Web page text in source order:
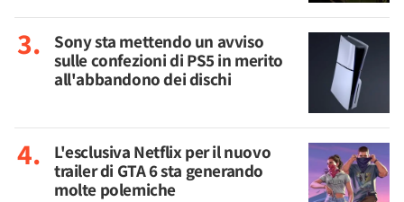
Sony sta mettendo un avviso
sulle confezioni di PS5 in merito
all'abbandono dei dischi
L'esclusiva Netflix per il nuovo
trailer di GTA 6 sta generando
molte polemiche